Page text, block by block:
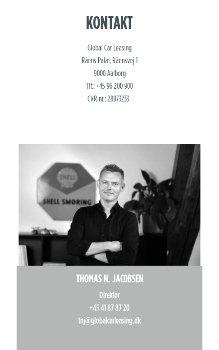
KONTAKT
Global Car Leasing
Råens Palæ, Råensvej 1
9000 Aalborg
Tlf.: +45 96 200 900
CVR.nr.: 28973233
THOMAS N. JACOBSEN
Direktør
+45 41 87 87 20
tnj@globalcarleasing.dk